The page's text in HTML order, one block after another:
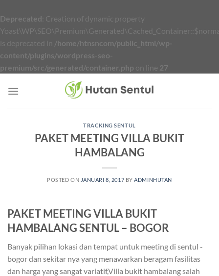
Deprecated : Creation of dynamic property
is deprecated in /home/htnsncom/public_html/wp-
content/plugins/wordpress-seo-
premium/src/generated/container.php on line 27
TRACKING SENTUL
PAKET MEETING VILLA BUKIT
HAMBALANG
POSTED ON JANUARI 8, 2017 BY ADMINHUTAN
PAKET MEETING VILLA BUKIT
HAMBALANG SENTUL – BOGOR
Banyak pilihan lokasi dan tempat untuk meeting di sentul -
bogor dan sekitar nya yang menawarkan beragam fasilitas
dan harga yang sangat variatif,Villa bukit hambalang salah